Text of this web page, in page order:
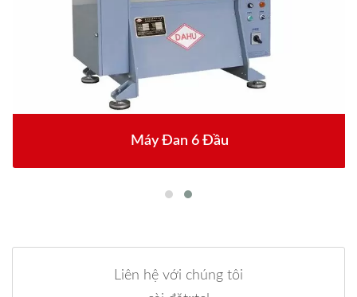
Máy Đan 6 Đầu
Liên hệ với chúng tôi